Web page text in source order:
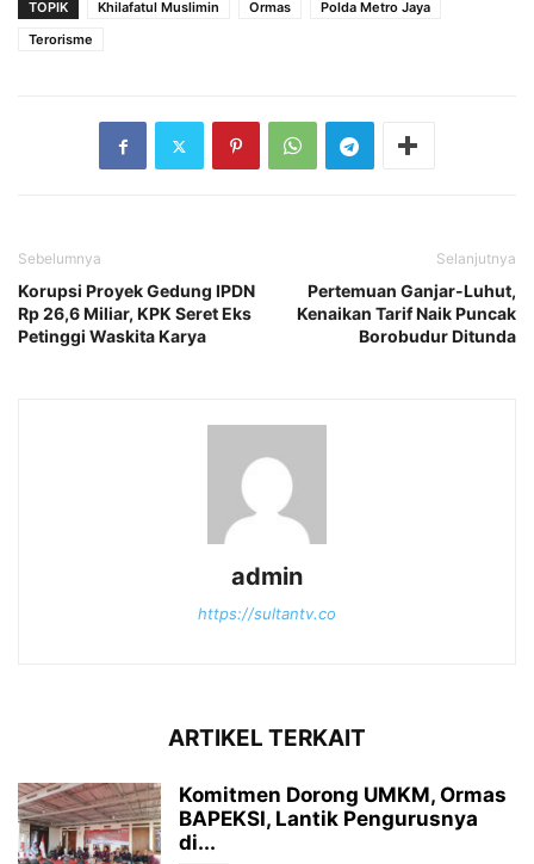
TOPIK Khilafatul Muslimin Ormas
Polda Metro Jaya
Terorisme
Sebelumnya
Korupsi Proyek Gedung IPDN
Rp 26,6 Miliar, KPK Seret Eks
Petinggi Waskita Karya
Selanjutnya
Pertemuan Ganjar-Luhut,
Kenaikan Tarif Naik Puncak
Borobudur Ditunda
admin
https://sultantv.co
ARTIKEL TERKAIT
Komitmen Dorong UMKM, Ormas
BAPEKSI, Lantik Pengurusnya
di...